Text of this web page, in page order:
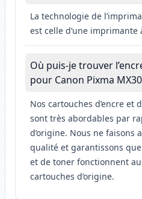
La technologie de
est celle d’une imprimante
Où puis-je trouver
pour Canon Pixma
Nos cartouches d’encre et
sont très abordables par
d’origine. Nous ne faisons
qualité et garantissons que
et de toner fonctionnent
cartouches d’origine.